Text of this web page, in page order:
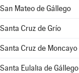
San Mateo de Gállego
Santa Cruz de Grío
Santa Cruz de Moncayo
Santa Eulalia de Gállego